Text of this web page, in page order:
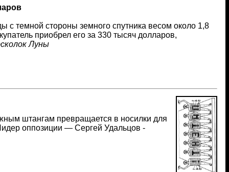
с темной стороны земного спутника весом около 1,8
приобрел его за 330 тысяч долларов,
Луны
штангам превращается в носилки для
оппозиции — Сергей Удальцов -